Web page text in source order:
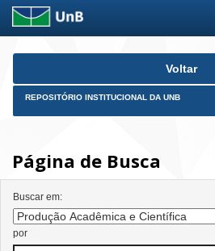
Skip
Voltar
REPOSITÓRIO INSTITUCIONAL DA UNB
Página de Busca
Buscar em:
por